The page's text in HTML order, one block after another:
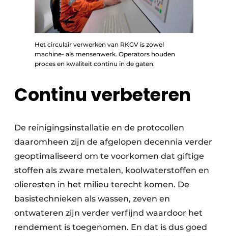
Het circulair verwerken van RKGV is zowel
machine- als mensenwerk. Operators houden
proces en kwaliteit continu in de gaten.
Continu verbeteren
De reinigingsinstallatie en de protocollen
daaromheen zijn de afgelopen decennia verder
geoptimaliseerd om te voorkomen dat giftige
stoffen als zware metalen, koolwaterstoffen en
olieresten in het milieu terecht komen. De
basistechnieken als wassen, zeven en
ontwateren zijn verder verfijnd waardoor het
rendement is toegenomen. En dat is dus goed